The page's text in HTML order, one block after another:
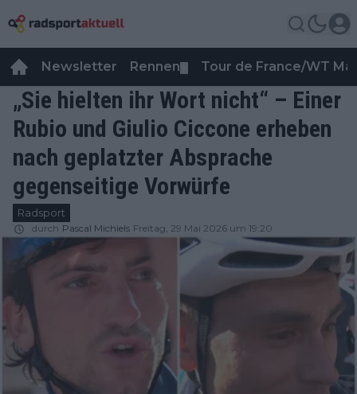
Newsletter Rennen Tour de France/WT
„Sie hielten ihr Wort nicht“ – Einer
Rubio und Giulio Ciccone erheben
nach geplatzter Absprache
gegenseitige Vorwürfe
Radsport
durch Pascal Michiels Freitag, 29 Mai 2026 um 19:20